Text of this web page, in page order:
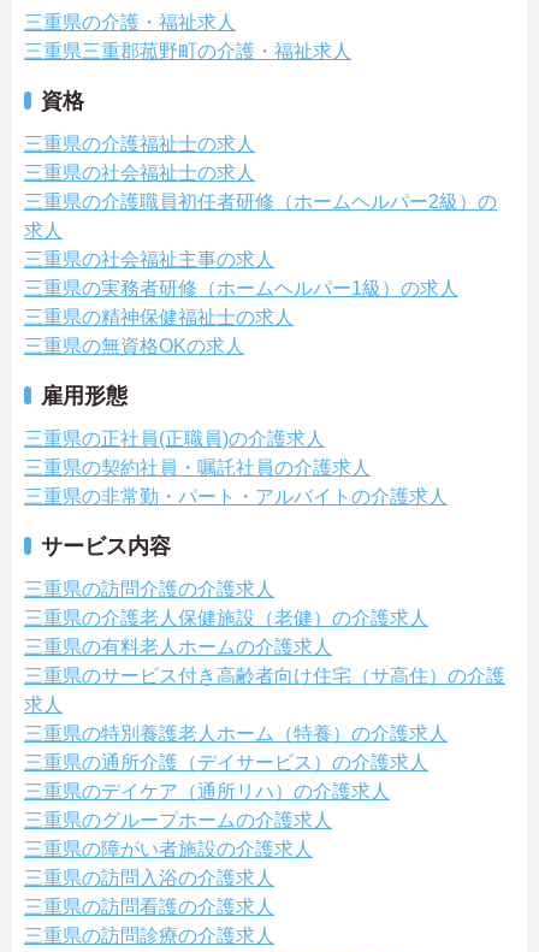
三重県の介護・福祉求人
三重県三重郡菰野町の介護・福祉求人
資格
三重県の介護福祉士の求人
三重県の社会福祉士の求人
三重県の介護職員初任者研修（ホームヘルパー2級）の
求人
三重県の社会福祉主事の求人
三重県の実務者研修（ホームヘルパー1級）の求人
三重県の精神保健福祉士の求人
三重県の無資格OKの求人
雇用形態
三重県の正社員(正職員)の介護求人
三重県の契約社員・嘱託社員の介護求人
三重県の非常勤・パート・アルバイトの介護求人
サービス内容
三重県の訪問介護の介護求人
三重県の介護老人保健施設（老健）の介護求人
三重県の有料老人ホームの介護求人
三重県のサービス付き高齢者向け住宅（サ高住）の介護
求人
三重県の特別養護老人ホーム（特養）の介護求人
三重県の通所介護（デイサービス）の介護求人
三重県のデイケア（通所リハ）の介護求人
三重県のグループホームの介護求人
三重県の障がい者施設の介護求人
三重県の訪問入浴の介護求人
三重県の訪問看護の介護求人
三重県の訪問診療の介護求人